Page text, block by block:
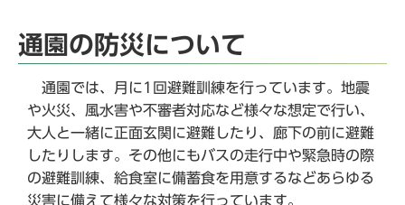
通園の防災について
通園では、月に1回避難訓練を行っています。地震
や火災、風水害や不審者対応など様々な想定で行い、
大人と一緒に正面玄関に避難したり、廊下の前に避難
したりします。その他にもバスの走行中や緊急時の際
の避難訓練、給食室に備蓄食を用意するなどあらゆる
災害に備えて様々な対策を行っています。